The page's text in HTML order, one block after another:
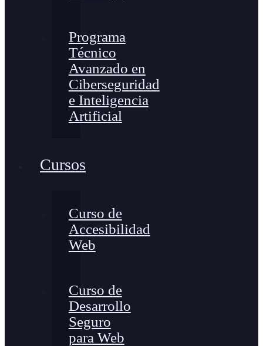
Programa
Técnico
Avanzado en
Ciberseguridad
e Inteligencia
Artificial
Cursos
Curso de
Accesibilidad
Web
Curso de
Desarrollo
Seguro
para Web